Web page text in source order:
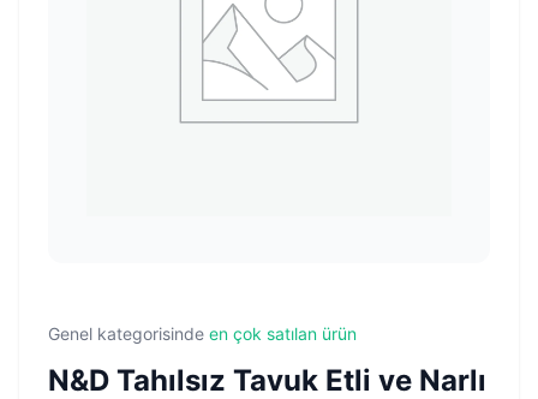
Genel kategorisinde en çok satılan ürün
N&D Tahılsız Tavuk Etli ve Narlı